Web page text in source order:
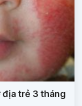
địa trẻ 3 tháng